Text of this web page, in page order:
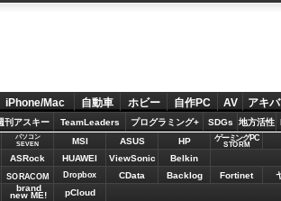
iPhone/Mac 自動車 ホビー 自作PC AV アキバ
刊アスキー TeamLeaders プログラミング+ SDGs 地方活性
パソコン
SEVEN
MSI ASUS HP ゲーミングPC
STORM
ASRock HUAWEI ViewSonic Belkin
SORACOM Dropbox CData Backlog Fortinet
brand
new ME! pCloud